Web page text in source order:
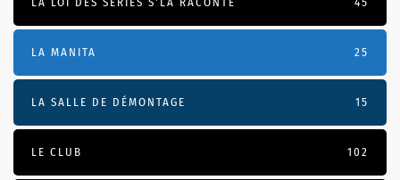
LA MANITA 25
LA SALLE DE DÉMONTAGE 15
LE CLUB 102